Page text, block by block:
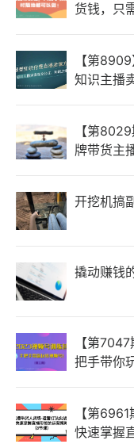
货钱，只
【第
知识主播
【第
牌带货主
开挖机搞
撬动赚钱
【第
把手带你
【第
快速掌握